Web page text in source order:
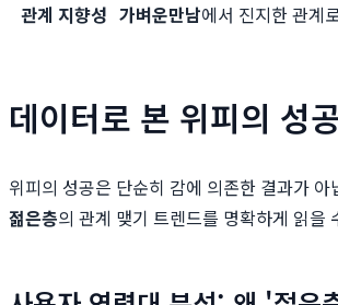
관계 지향성 가벼운만남에서 진지한 관계
데이터로 본 위피의 성
위피의 성공은 단순히 감에 의존한 결과가
젊은층의 관계 맺기 트렌드를 명확하게 읽을